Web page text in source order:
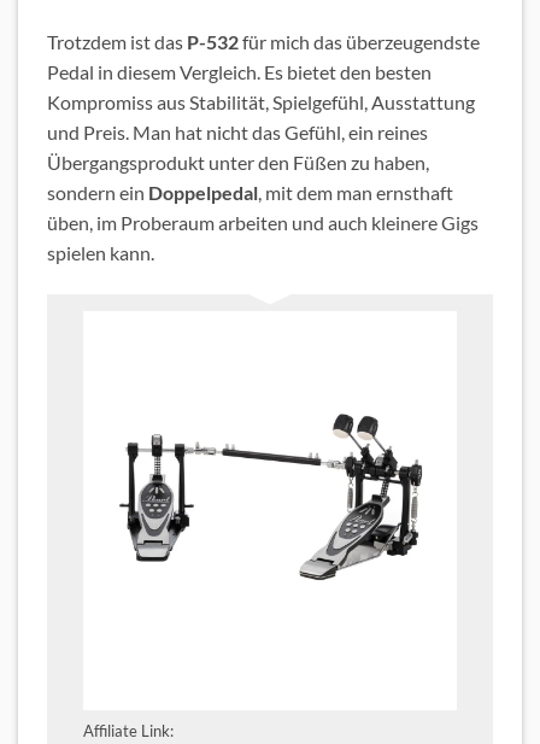
Trotzdem ist das P-532für mich das überzeugendste
Pedal in diesem Vergleich. Es bietet den besten
Kompromiss aus Stabilität, Spielgefühl, Ausstattung
und Preis. Man hat nicht das Gefühl, ein reines
Übergangsprodukt unter den Füßen zu haben,
sondern ein Doppelpedal, mit dem man ernsthaft
üben, im Proberaum arbeiten und auch kleinere Gigs
spielen kann.
Affiliate Link: